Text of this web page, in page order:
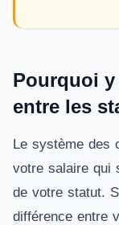
Pourquoi
entre les
Le système des
votre salaire qui
de votre statut.
différence entre